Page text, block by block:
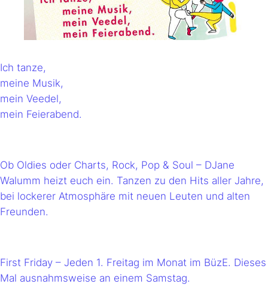
Ich tanze,
meine Musik,
mein Veedel,
mein Feierabend.
Ob Oldies oder Charts, Rock, Pop & Soul – DJane
Walumm heizt euch ein. Tanzen zu den Hits aller Jahre,
bei lockerer Atmosphäre mit neuen Leuten und alten
Freunden.
First Friday – Jeden 1. Freitag im Monat im BüzE. Dieses
Mal ausnahmsweise an einem Samstag.